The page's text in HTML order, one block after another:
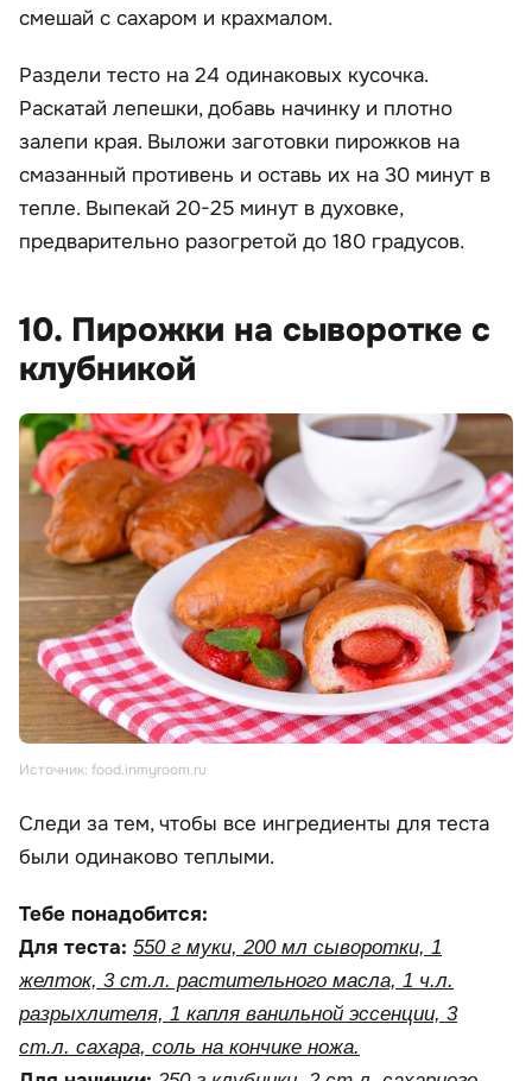
смешай с сахаром и крахмалом.
Раздели тесто на 24 одинаковых кусочка.
Раскатай лепешки, добавь начинку и плотно
залепи края. Выложи заготовки пирожков на
смазанный противень и оставь их на 30 минут в
тепле. Выпекай 20-25 минут в духовке,
предварительно разогретой до 180 градусов.
10. Пирожки на сыворотке с
клубникой
Источник: food.inmyroom.ru
Следи за тем, чтобы все ингредиенты для теста
были одинаково теплыми.
Тебе понадобится:
Для теста: 550 г муки, 200 мл сыворотки, 1
желток, 3 ст.л. растительного масла, 1 ч.л.
разрыхлителя, 1 капля ванильной эссенции, 3
ст.л. сахара, соль на кончике ножа.